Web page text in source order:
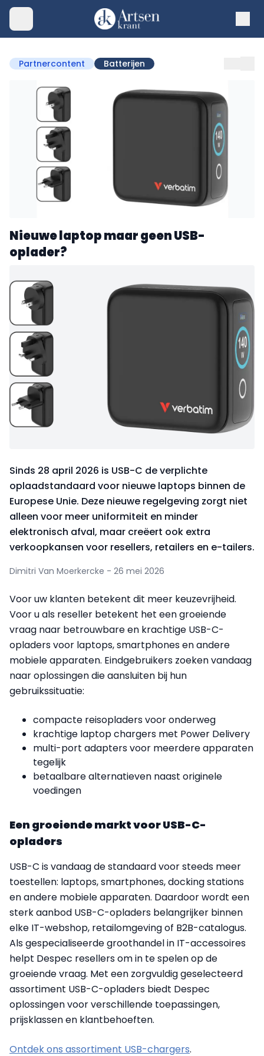
Partnercontent Batterijen
Nieuwe laptop maar geen USB-
oplader?
Sinds 28 april 2026 is USB-C de verplichte
oplaadstandaard voor nieuwe laptops binnen de
Europese Unie. Deze nieuwe regelgeving zorgt niet
alleen voor meer uniformiteit en minder
elektronisch afval, maar creëert ook extra
verkoopkansen voor resellers, retailers en e-tailers.
Dimitri Van Moerkercke - 26 mei 2026
Voor uw klanten betekent dit meer keuzevrijheid.
Voor u als reseller betekent het een groeiende
vraag naar betrouwbare en krachtige USB-C-
opladers voor laptops, smartphones en andere
mobiele apparaten. Eindgebruikers zoeken vandaag
naar oplossingen die aansluiten bij hun
gebruikssituatie:
compacte reisopladers voor onderweg
krachtige laptop chargers met Power Delivery
multi-port adapters voor meerdere apparaten
tegelijk
betaalbare alternatieven naast originele
voedingen
Een groeiende markt voor USB-C-
opladers
USB-C is vandaag de standaard voor steeds meer
toestellen: laptops, smartphones, docking stations
en andere mobiele apparaten. Daardoor wordt een
sterk aanbod USB-C-opladers belangrijker binnen
elke IT-webshop, retailomgeving of B2B-catalogus.
Als gespecialiseerde groothandel in IT-accessoires
helpt Despec resellers om in te spelen op de
groeiende vraag. Met een zorgvuldig geselecteerd
assortiment USB-C-opladers biedt Despec
oplossingen voor verschillende toepassingen,
prijsklassen en klantbehoeften.
Ontdek ons assortiment USB-chargers.